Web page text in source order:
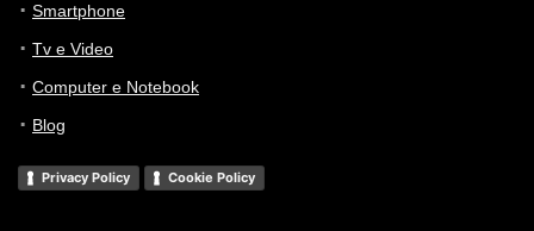
Smartphone
Tv e Video
Computer e Notebook
Blog
Privacy Policy Cookie Policy